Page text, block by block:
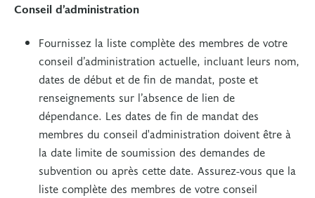
Conseil d’administration
Fournissez la liste complète des membres de votre
conseil d’administration actuelle, incluant leurs nom,
dates de début et de fin de mandat, poste et
renseignements sur l’absence de lien de
dépendance. Les dates de fin de mandat des
membres du conseil d'administration doivent être à
la date limite de soumission des demandes de
subvention ou après cette date. Assurez-vous que la
liste complète des membres de votre conseil